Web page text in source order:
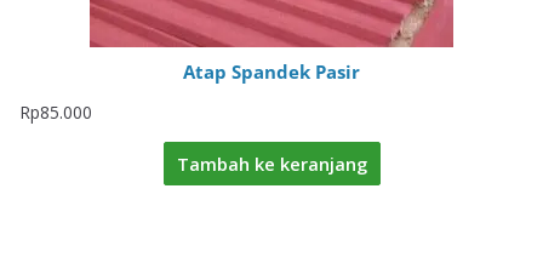
Atap Spandek Pasir
Rp85.000
Tambah ke keranjang